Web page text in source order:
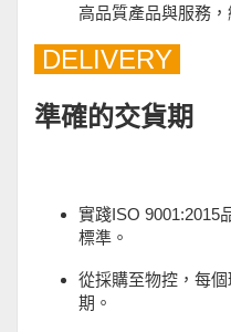
高品質產品與服務，
DELIVERY
準確的交貨期
實踐ISO 9001:2015
標準。
從採購至物控，每
期。